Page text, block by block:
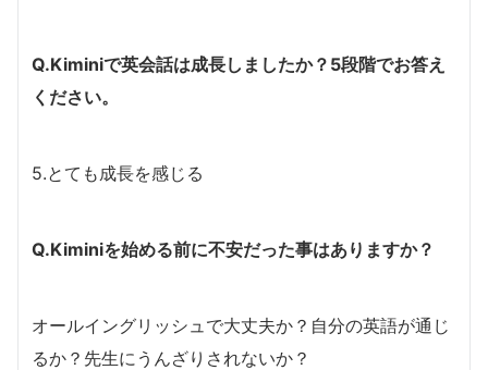
Q.Kiminiで英会話は成長しましたか？5段階でお答え
ください。
5.とても成長を感じる
Q.Kiminiを始める前に不安だった事はありますか？
オールイングリッシュで大丈夫か？自分の英語が通じ
るか？先生にうんざりされないか？